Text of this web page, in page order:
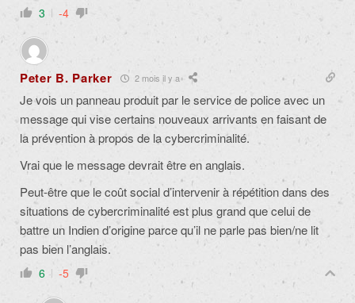
3 -4
Peter B. Parker 2 mois il y a
Je vois un panneau produit par le service de police avec un
message qui vise certains nouveaux arrivants en faisant de
la prévention à propos de la cybercriminalité.
Vrai que le message devrait être en anglais.
Peut-être que le coût social d’intervenir à répétition dans des
situations de cybercriminalité est plus grand que celui de
battre un Indien d’origine parce qu’il ne parle pas bien/ne lit
pas bien l’anglais.
6 -5